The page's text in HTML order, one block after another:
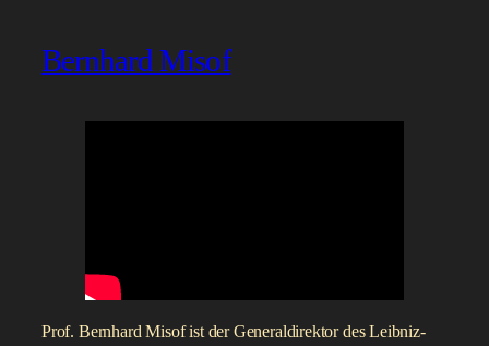
Bernhard Misof
Prof. Bernhard Misof ist der Generaldirektor des Leibniz-